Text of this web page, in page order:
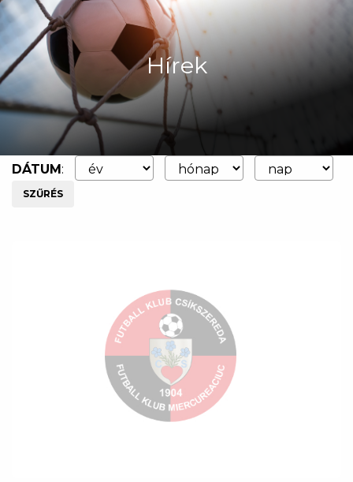
Hírek
DÁTUM:
SZŰRÉS